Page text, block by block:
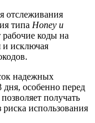
отслеживания
типа Honey и
коды на
и исключая
надежных
особенно перед
получать
риска использования